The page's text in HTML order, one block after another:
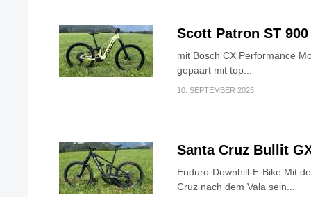
Scott Patron ST 900
mit Bosch CX Performance
gepaart mit top...
10. SEPTEMBER 2025
Santa Cruz Bullit
Enduro-Downhill-E-Bike Mit
Cruz nach dem Vala sein...